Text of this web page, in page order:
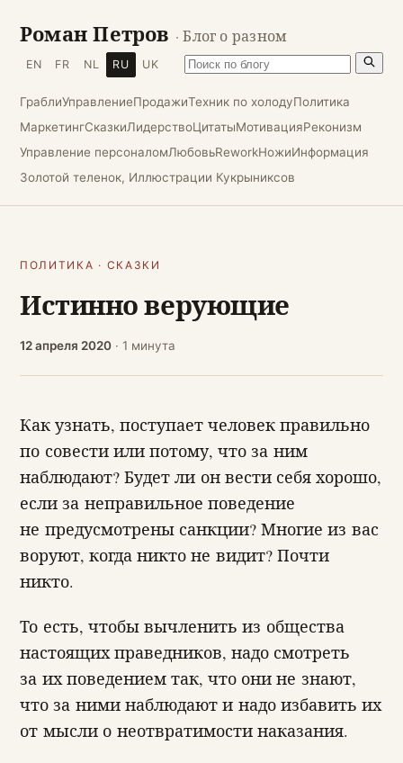
Роман Петров · Блог о разном
EN FR NL RU UK
ГраблиУправлениеПродажиТехник по холодуПолитика
МаркетингСказкиЛидерствоЦитатыМотивацияРеконизм
Управление персоналомЛюбовьReworkНожиИнформация
Золотой теленок, Иллюстрации Кукрыниксов
ПОЛИТИКА · СКАЗКИ
Истинно верующие
12 апреля 2020 · 1 минута
Как узнать, поступает человек правильно
по совести или потому, что за ним
наблюдают? Будет ли он вести себя хорошо,
если за неправильное поведение
не предусмотрены санкции? Многие из вас
воруют, когда никто не видит? Почти
никто.
То есть, чтобы вычленить из общества
настоящих праведников, надо смотреть
за их поведением так, что они не знают,
что за ними наблюдают и надо избавить их
от мысли о неотвратимости наказания.